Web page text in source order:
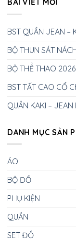
BÀI VIẾT MỚI
BST QUẦN JEAN –
BỘ THUN SÁT
BỘ THỂ THAO 2026
BST TẤT CAO CỔ
QUẦN KAKI – JEAN
DANH MỤC SẢN
ÁO
BỘ ĐỒ
PHỤ KIỆN
QUẦN
SET ĐỒ